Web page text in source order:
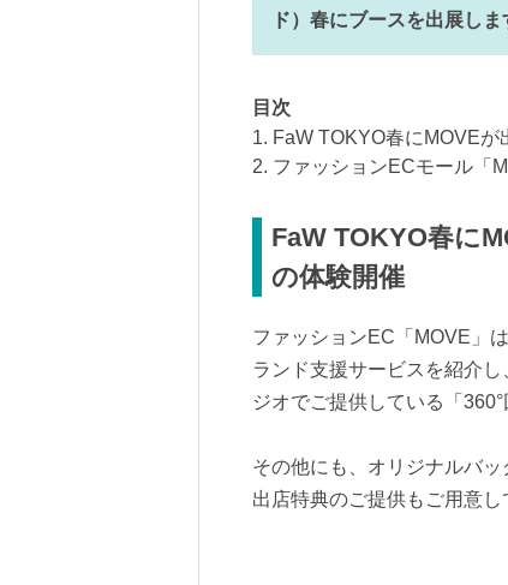
ド）春にブースを出展しま
目次
1. FaW TOKYO春にMOVE
2. ファッションECモール「
FaW TOKYO春に
の体験開催
ファッションEC「MOVE」
ランド支援サービスを紹介
ジオでご提供している「
その他にも、オリジナルバッ
出店特典のご提供もご用意し